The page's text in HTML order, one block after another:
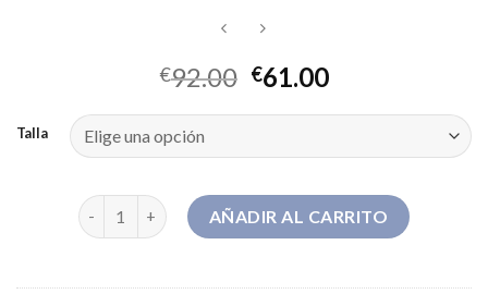
€92.00 €61.00
Talla
plumas blanco mujer cantidadAÑADIR AL CARRITO